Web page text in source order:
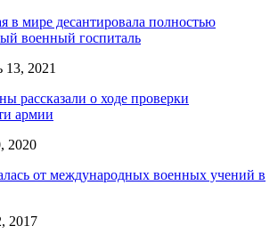
в мире десантировала полностью
военный госпиталь
13, 2021
рассказали о ходе проверки
армии
2020
от международных военных учений в
2017